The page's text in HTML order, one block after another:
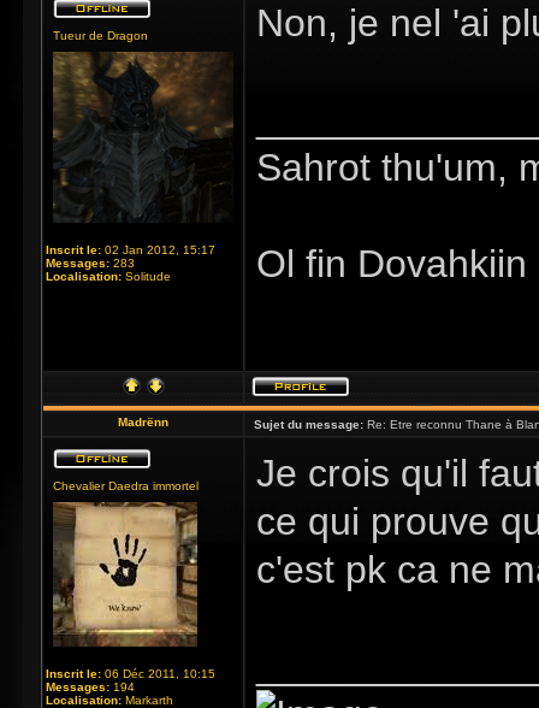
Tueur de Dragon
Inscrit le: 02 Jan 2012, 15:17
Messages: 283
Localisation: Solitude
Non, je nel 'ai
Sahrot thu'um,
Ol fin
Madrënn Sujet du message: Re: Etre reconnu Thane à
Chevalier Daedra immortel
Inscrit le: 06 Déc 2011, 10:15
Messages: 194
Localisation: Markarth
Je crois qu'il
ce qui prouve
c'est pk ca ne